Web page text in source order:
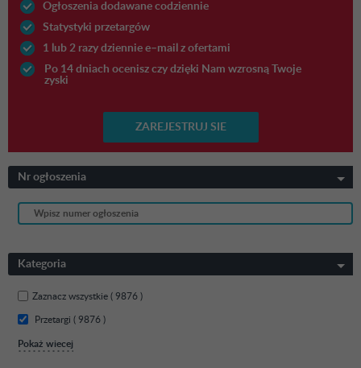
Ogłoszenia dodawane codziennie
Statystyki przetargów
1 lub 2 razy dziennie e–mail z ofertami
Po 14 dniach ocenisz czy dzięki Nam wzrosną Twoje
zyski
ZAREJESTRUJ SIE
Nr ogłoszenia
Kategoria
Zaznacz wszystkie ( 9876 )
Przetargi ( 9876 )
Pokaż wiecej